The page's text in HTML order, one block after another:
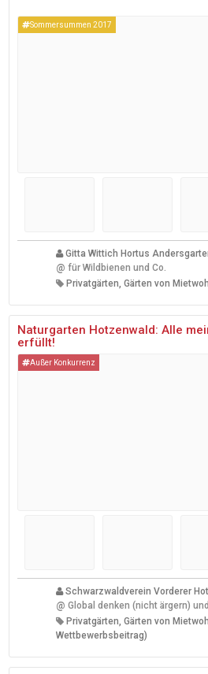
Sommersummen 2017
Gitta Wittich Hortus
@ für Wildbienen und Co.
Privatgärten, Gärten von
Naturgarten Hotzenwald: Alle
erfüllt!
Außer Konkurrenz
Schwarzwaldverein Vorderer
@ Global denken (nicht ärgern)
Privatgärten, Gärten von
Wettbewerbsbeitrag)